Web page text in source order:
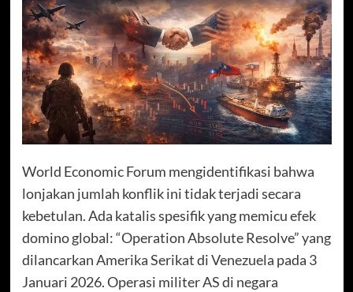
World Economic Forum mengidentifikasi bahwa
lonjakan jumlah konflik ini tidak terjadi secara
kebetulan. Ada katalis spesifik yang memicu efek
domino global: “Operation Absolute Resolve” yang
dilancarkan Amerika Serikat di Venezuela pada 3
Januari 2026. Operasi militer AS di negara